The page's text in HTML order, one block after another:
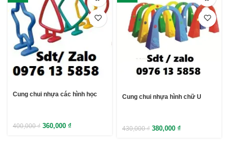
Cung chui nhựa các hình học
400,000₫ 360,000 ₫
Cung chui nhựa hình chữ U
430,000₫ 380,000 ₫